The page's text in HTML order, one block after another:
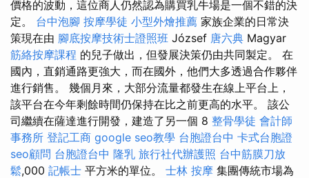
價格的波動，這位商人仍然認為購買乳牛場是一個不錯的決
定。 台中泡腳 按摩學徒 小型外燴推薦 家族企業的日常決
策現在由 腳底按摩技術士證照班 József 唐六典 Magyar
筋絡按摩課程 的兒子做出，但發展決策仍由共同製定。 在
國內，直銷通路更強大，而在國外，他們大多透過合作夥伴
進行銷售。 幾個月來，大部分流量都發生在線上平台上，
該平台在今年剩餘時間仍保持在比之前更高的水平。 該公
司繼續在薩達進行開發，建造了另一個 8 整骨學徒 會計師
事務所 登記工商 google seo教學 台胞證台中 卡式台胞證
seo顧問 台胞證台中 隆乳 旅行社代辦護照 台中筋膜刀放
鬆,000 記帳士 平方米的單位。 士林 按摩 集團傳統市場為